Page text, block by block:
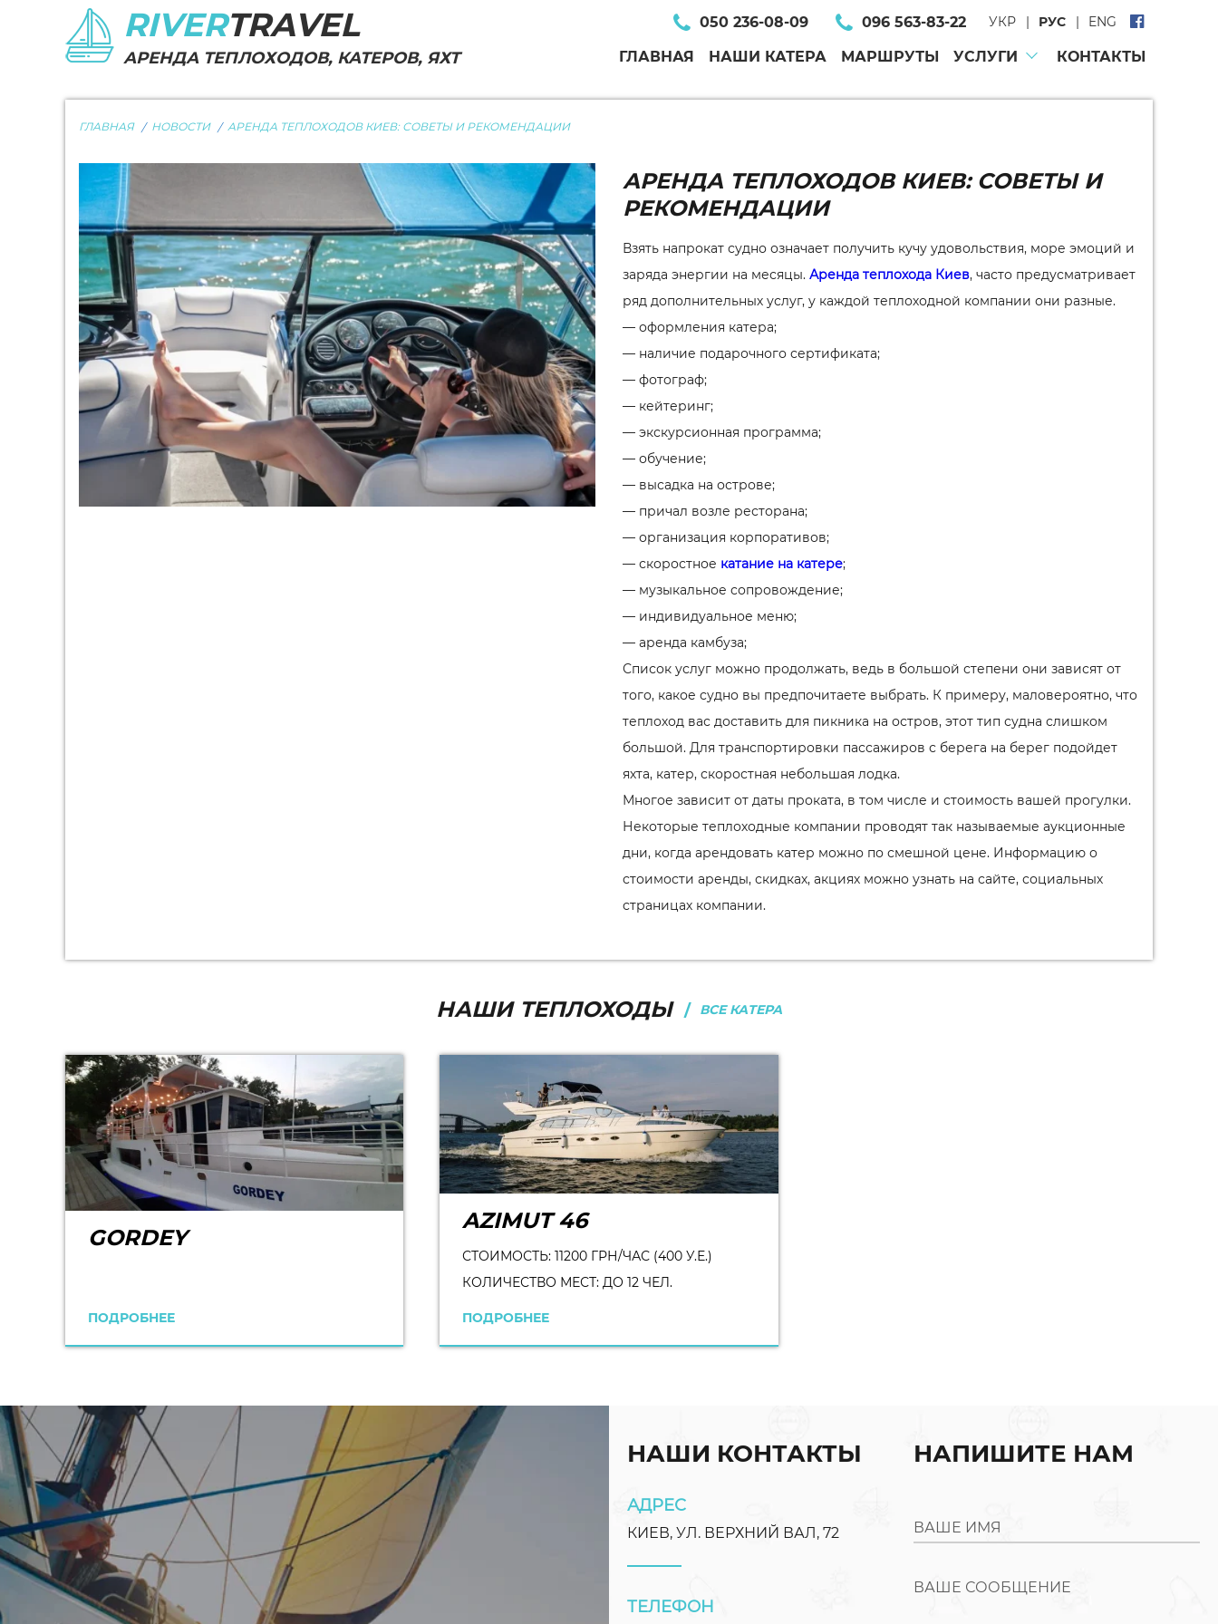
RIVERTRAVEL
АРЕНДА ТЕПЛОХОДОВ, КАТЕРОВ, ЯХТ
050 236-08-09 096 563-83-22 УКР РУС ENG
ГЛАВНАЯ НАШИ КАТЕРА МАРШРУТЫ УСЛУГИ КОНТАКТЫ
ГЛАВНАЯ НОВОСТИ АРЕНДА ТЕПЛОХОДОВ КИЕВ: СОВЕТЫ И РЕКОМЕНДАЦИИ
АРЕНДА ТЕПЛОХОДОВ КИЕВ: СОВЕТЫ И
РЕКОМЕНДАЦИИ
Взять напрокат судно означает получить кучу удовольствия, море эмоций и
заряда энергии на месяцы. Аренда теплохода Киев, часто предусматривает
ряд дополнительных услуг, у каждой теплоходной компании они разные.
— оформления катера;
— наличие подарочного сертификата;
— фотограф;
— кейтеринг;
— экскурсионная программа;
— обучение;
— высадка на острове;
— причал возле ресторана;
— организация корпоративов;
— скоростное катание на катере;
— музыкальное сопровождение;
— индивидуальное меню;
— аренда камбуза;
Список услуг можно продолжать, ведь в большой степени они зависят от
того, какое судно вы предпочитаете выбрать. К примеру, маловероятно, что
теплоход вас доставить для пикника на остров, этот тип судна слишком
большой. Для транспортировки пассажиров с берега на берег подойдет
яхта, катер, скоростная небольшая лодка.
Многое зависит от даты проката, в том числе и стоимость вашей прогулки.
Некоторые теплоходные компании проводят так называемые аукционные
дни, когда арендовать катер можно по смешной цене. Информацию о
стоимости аренды, скидках, акциях можно узнать на сайте, социальных
страницах компании.
НАШИ ТЕПЛОХОДЫ ВСЕ КАТЕРА
GORDEY
ПОДРОБНЕЕ
AZIMUT 46
СТОИМОСТЬ: 11200 ГРН/ЧАС (400 У.Е.)
КОЛИЧЕСТВО МЕСТ: ДО 12 ЧЕЛ.
ПОДРОБНЕЕ
НАШИ КОНТАКТЫ
АДРЕС
КИЕВ, УЛ. ВЕРХНИЙ ВАЛ, 72
ТЕЛЕФОН
НАПИШИТЕ НАМ
ВАШЕ ИМЯ
ВАШЕ СООБЩЕНИЕ